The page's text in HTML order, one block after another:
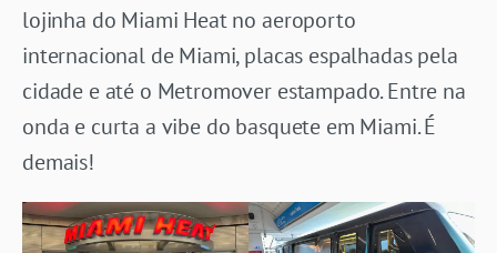
lojinha do Miami Heat no aeroporto
internacional de Miami, placas espalhadas pela
cidade e até o Metromover estampado. Entre na
onda e curta a vibe do basquete em Miami. É
demais!